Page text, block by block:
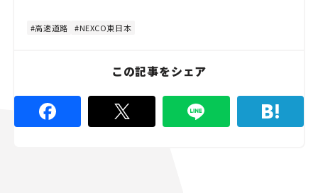
%
高速道路 NEXCO東日本
この記事をシェア